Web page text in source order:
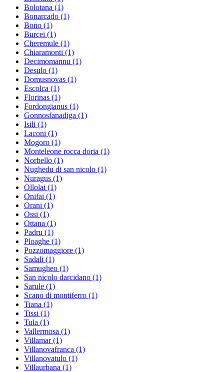
Bolotana (1)
Bonarcado (1)
Bono (1)
Burcei (1)
Cheremule (1)
Chiaramonti (1)
Decimomannu (1)
Desulo (1)
Domusnovas (1)
Escolca (1)
Florinas (1)
Fordongianus (1)
Gonnosfanadiga (1)
Isili (1)
Laconi (1)
Mogoro (1)
Monteleone rocca doria (1)
Norbello (1)
Nughedu di san nicolo (1)
Nuragus (1)
Ollolai (1)
Onifai (1)
Orani (1)
Ossi (1)
Ottana (1)
Padru (1)
Ploaghe (1)
Pozzomaggiore (1)
Sadali (1)
Samugheo (1)
San nicolo darcidano (1)
Sarule (1)
Scano di montiferro (1)
Tiana (1)
Tissi (1)
Tula (1)
Vallermosa (1)
Villamar(1)
Villanovafranca (1)
Villanovatulo (1)
Villaurbana (1)